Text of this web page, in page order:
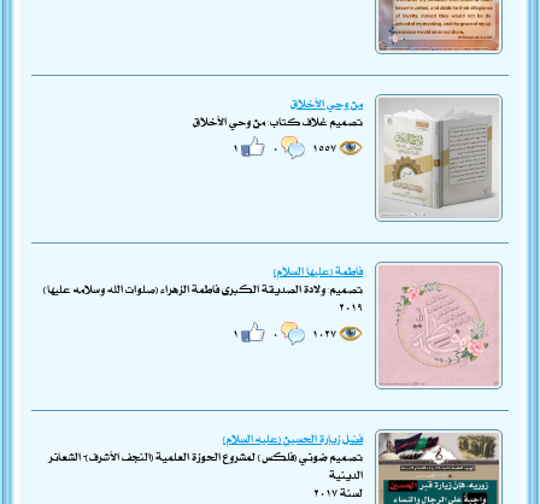
من وحي الأخلاق
تصميم غلاف كتاب: من وحي الأخلاق
فاطمة (عليها السلام)
تصميم: ولادة الصديقة الكبرى فاطمة الزهراء (صلوات الله وسلامه عليها)
٢٠١٩
فضل زيارة الحسين (عليه السلام)
تصميم ضوئي (فلكس) لمشروع الحوزة العلمية (النجف الأشرف)- الشعائر
الدينية
لسنة ٢٠١٧